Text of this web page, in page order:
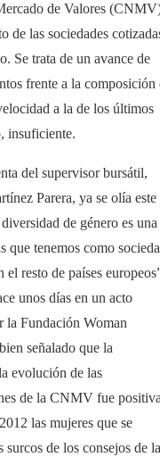
de Valores
de las sociedades
Se trata de un avance de
frente a la composición
a la de los últimos
insuficiente.
del supervisor bursátil,
Parera, ya se olía este
de género es una
que tenemos como
el resto de países
unos días en un acto
la Fundación Woman
señalado que la
evolución de las
de la CNMV fue
las mujeres que se
surcos de los consejos de